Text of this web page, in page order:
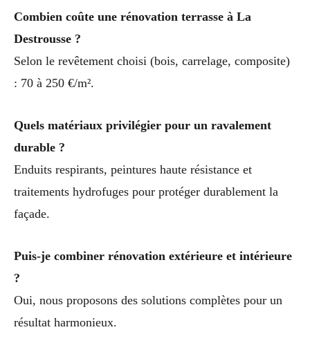
Combien coûte une rénovation terrasse à La
Destrousse ?
Selon le revêtement choisi (bois, carrelage, composite)
: 70 à 250 €/m².
Quels matériaux privilégier pour un ravalement
durable ?
Enduits respirants, peintures haute résistance et
traitements hydrofuges pour protéger durablement la
façade.
Puis-je combiner rénovation extérieure et intérieure
?
Oui, nous proposons des solutions complètes pour un
résultat harmonieux.